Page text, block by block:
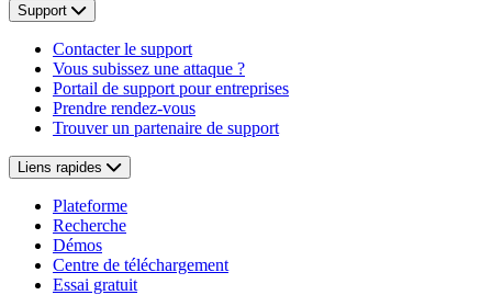
Support
Contacter le support
Vous subissez une attaque ?
Portail de support pour entreprises
Prendre rendez-vous
Trouver un partenaire de support
Liens rapides
Plateforme
Recherche
Démos
Centre de téléchargement
Essai gratuit